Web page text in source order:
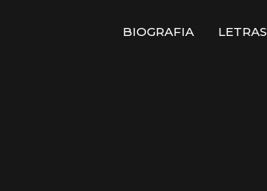
BIOGRAFIA LETRAS